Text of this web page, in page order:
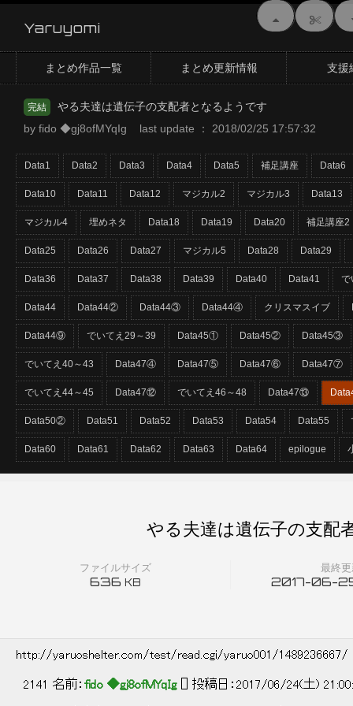
Yaruyomi
まとめ作品一覧 まとめ更新情報 支援
完結
やる夫達は遺伝子の支配者となるようです
by fido ◆gj8ofMYqIg last update ： 2018/02/25 17:57:32
Data1 Data2 Data3 Data4 Data5 補足講座 Data6
Data10 Data11 Data12 マジカル2 マジカル3 Data13
マジカル4 埋めネタ Data18 Data19 Data20 補足講座2
Data25 Data26 Data27 マジカル5 Data28 Data29
Data36 Data37 Data38 Data39 Data40 Data41
Data44 Data44② Data44③ Data44④ クリスマスイブ
Data44⑨ でいてえ29～39 Data45① Data45② Data45③
でいてえ40～43 Data47④ Data47⑤ Data47⑥ Data47⑦
でいてえ44～45 Data47⑫ でいてえ46～48 Data47⑬
Data50② Data51 Data52 Data53 Data54 Data55
Data60 Data61 Data62 Data63 Data64 epilogue
ファイルサイズ
636 KB
最終
2017-06-
やる夫達は遺伝子の支配
http://yaruoshelter.com/test/read.cgi/yaruo001/1489236667/
2141 名前： fido ◆gj8ofMYqIg [] 投稿日：2017/06/24(土)